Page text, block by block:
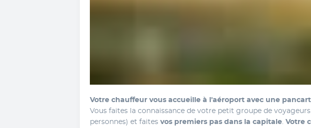
Vous faites la connaissance de votre petit groupe de
personnes) et faites vos premiers pas dans la capitale. Votre